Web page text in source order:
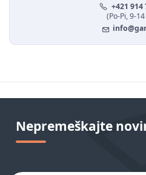
+421 914
(Po-Pi, 9-
Nepremeškajte